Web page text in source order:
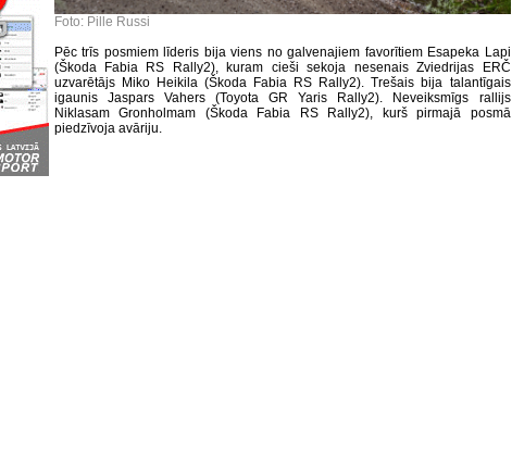
Foto: Pille Russi
Pēc trīs posmiem līderis bija viens no galvenajiem favorītiem Esapeka Lapi
(Škoda Fabia RS Rally2), kuram cieši sekoja nesenais Zviedrijas ERČ
uzvarētājs Miko Heikila (Škoda Fabia RS Rally2). Trešais bija talantīgais
igaunis Jaspars Vahers (Toyota GR Yaris Rally2). Neveiksmīgs rallijs
Niklasam Gronholmam (Škoda Fabia RS Rally2), kurš pirmajā posmā
piedzīvoja avāriju.